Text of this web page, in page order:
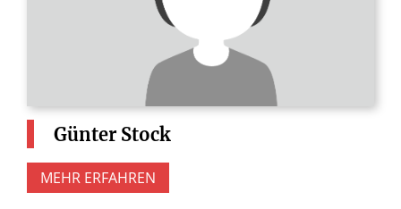
Günter Stock
MEHR ERFAHREN